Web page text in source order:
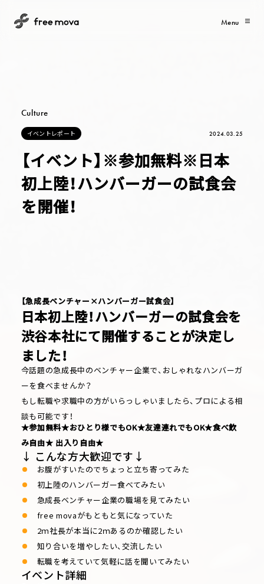
Menu
Culture
イベン ト レポ ー ト
イベントレポート
2024.03.25
【イベント】※参加無料※日本
初上陸！ハンバーガーの試食会
を開催！
【急成長ベンチャー×ハンバーガー試食会】
日本初上陸！ハンバーガーの試食会を
渋谷本社にて開催することが決定し
ました！
今話題の急成長中のベンチャー企業で、おしゃれなハンバーガ
ーを食べませんか？
もし転職や求職中の方がいらっしゃいましたら、プロによる相
談も可能です！
★参加無料★おひとり様でもOK★友達連れでもOK★食べ飲
み自由★ 出入り自由★
↓ こんな方大歓迎です↓
お腹がすいたのでちょっと立ち寄ってみた
初上陸のハンバーガー食べてみたい
急成長ベンチャー企業の職場を見てみたい
free movaがもともと気になっていた
2ｍ社長が本当に2ｍあるのか確認したい
知り合いを増やしたい、交流したい
転職を考えていて気軽に話を聞いてみたい
イベント詳細